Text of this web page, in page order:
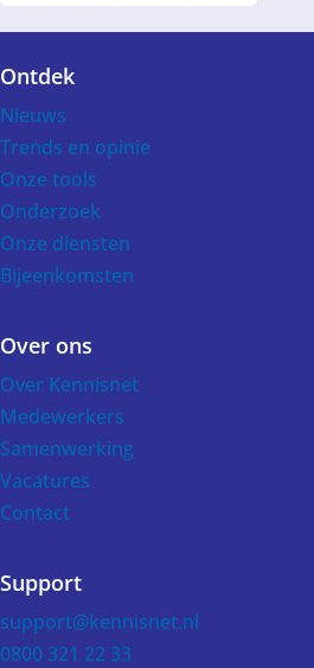
Voet
Ontdek
Nieuws
Trends en opinie
Onze tools
Onderzoek
Onze diensten
Bijeenkomsten
Over ons
Over Kennisnet
Medewerkers
Samenwerking
Vacatures
Contact
Support
support@kennisnet.nl
0800 321 22 33